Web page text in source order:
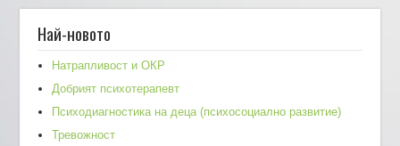
Най-новото
Натрапливост и ОКР
Добрият психотерапевт
Психодиагностика на деца (психосоциално развитие)
Тревожност